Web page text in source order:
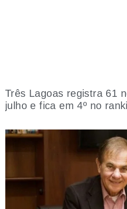
Três Lagoas registra 61
julho e fica em 4º no